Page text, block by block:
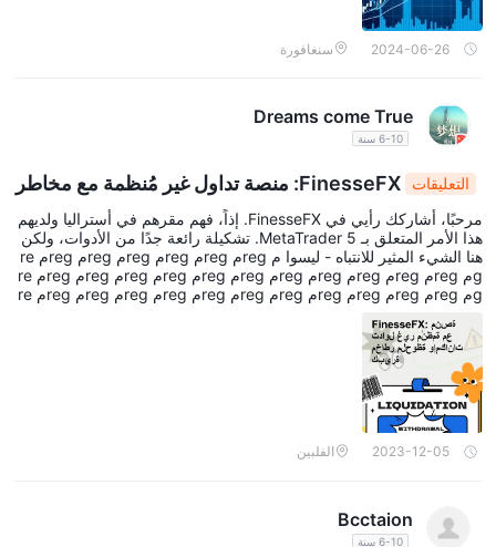
2024-06-26 سنغافورة
Dreams come True
6-10 سنة
التعليقات
FinesseFX: منصة تداول غير مُنظمة مع مخاطر
ملحوظة وإمكانات كبيرة
مرحبًا، أشاركك رأيي في FinesseFX. إذاً، فهم مقرهم في أستراليا ولديهم
هذا الأمر المتعلق بـ MetaTrader 5. تشكيلة رائعة جدًا من الأدوات، ولكن
هنا الشيء المثير للانتباه - ليسوا م regم regم regم regم regم regم re
gم regم regم regم regم regم regم regم regم regم regم regم re
gم regم regم regم regم regم regم regم regم regم regم regم re
gم regم regم regم regم regم regم regم regم regم
2023-12-05 الفلبين
Bcctaion
6-10 سنة